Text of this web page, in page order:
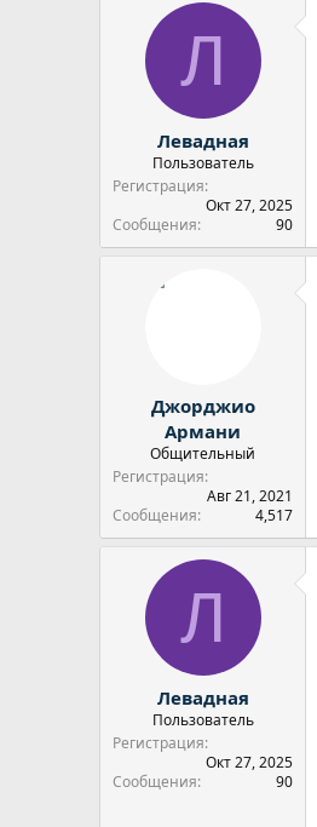
Л
Левадная
Пользователь
Регистрация
Окт 27, 2025
Сообщения
90
Джорджио
Армани
Общительный
Регистрация
Авг 21, 2021
Сообщения
4,517
Л
Левадная
Пользователь
Регистрация
Окт 27, 2025
Сообщения
90